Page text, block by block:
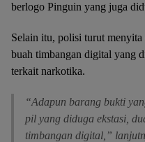
berlogo Pinguin yang juga
Selain itu, polisi turut menyita
buah timbangan digital yang
terkait narkotika.
“Adapun barang bukti
pil yang diduga ekstasi,
timbangan digital,”